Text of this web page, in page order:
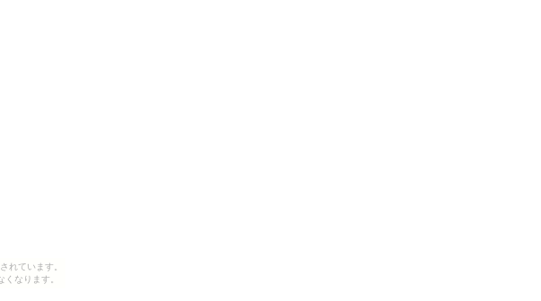
れています。
なります。